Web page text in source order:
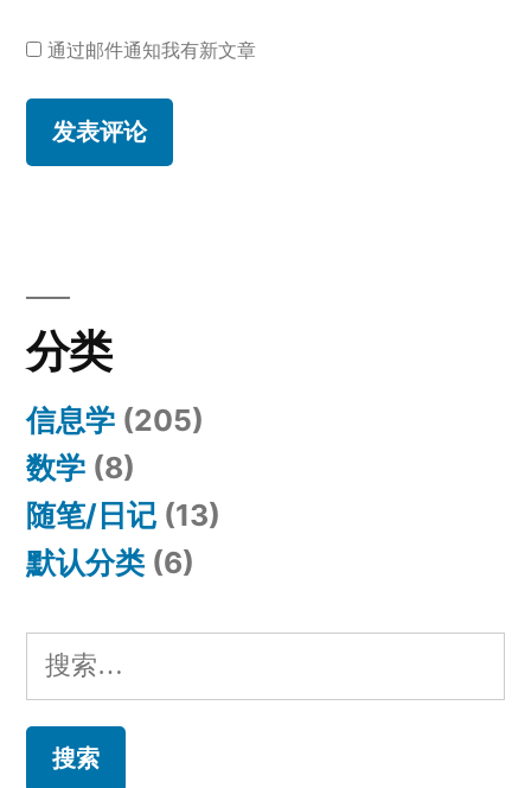
通过邮件通知我有新文章
分类
信息学 (205)
数学 (8)
随笔/日记 (13)
默认分类 (6)
搜
索：